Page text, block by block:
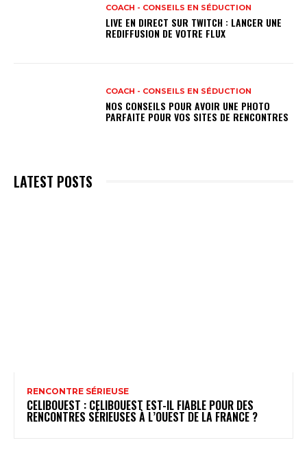
COACH - CONSEILS EN SÉDUCTION
LIVE EN DIRECT SUR TWITCH : LANCER UNE
REDIFFUSION DE VOTRE FLUX
COACH - CONSEILS EN SÉDUCTION
NOS CONSEILS POUR AVOIR UNE PHOTO
PARFAITE POUR VOS SITES DE RENCONTRES
LATEST POSTS
RENCONTRE SÉRIEUSE
CELIBOUEST : CELIBOUEST EST-IL FIABLE POUR DES
RENCONTRES SÉRIEUSES À L’OUEST DE LA FRANCE ?